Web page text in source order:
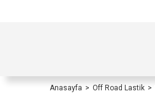
Anasayfa Off Road Lastik